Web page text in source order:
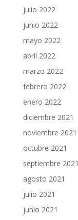
julio 2022
junio 2022
mayo 2022
abril 2022
marzo 2022
febrero 2022
enero 2022
diciembre 2021
noviembre 2021
octubre 2021
septiembre 2021
agosto 2021
julio 2021
junio 2021